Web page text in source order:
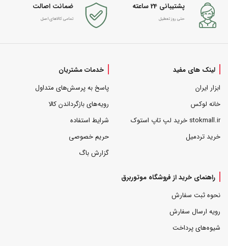
پشتیبانی 24 ساعته
حتی روز تعطیل
ضمانت اصالت
تمامی کالاهای اصل
لینک های مفید
ابزار ایران
خانه لوکس
stokmall.ir خرید لپ تاپ استوک
خرید تردمیل
خدمات مشتریان
پاسخ به پرسش‌های متداول
رویه‌های بازگرداندن کالا
شرایط استفاده
حریم خصوصی
گزارش باگ
راهنمای خرید از فروشگاه موتوربرق
نحوه ثبت سفارش
رویه ارسال سفارش
شیوه‌های پرداخت